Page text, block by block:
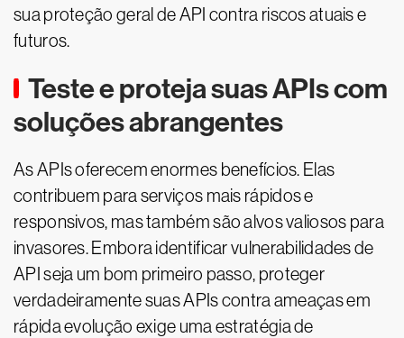
sua proteção geral de API contra riscos atuais e
futuros.
Teste e proteja suas APIs com
soluções abrangentes
As APIs oferecem enormes benefícios. Elas
contribuem para serviços mais rápidos e
responsivos, mas também são alvos valiosos para
invasores. Embora identificar vulnerabilidades de
API seja um bom primeiro passo, proteger
verdadeiramente suas APIs contra ameaças em
rápida evolução exige uma estratégia de